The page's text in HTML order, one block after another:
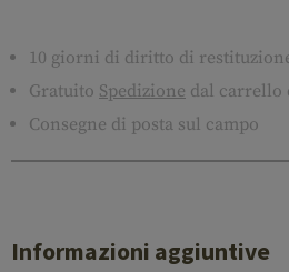
10 giorni di diritto di
Gratuito Spedizione dal carrello
Consegne di posta sul campo
Informazioni aggiuntive